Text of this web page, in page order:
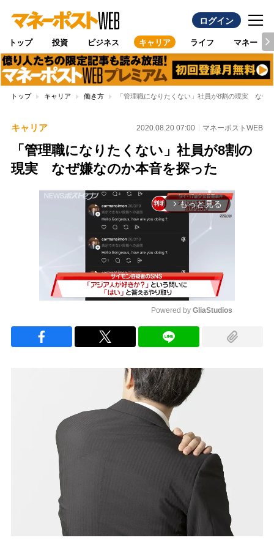
ログイン
トップ 投資 ビジネス キャリア ライフ マネー
トップ キャリア 働き方 「管理職になりたくない」社員が8割の現実 なぜ
キャリア 2020.08.20 07:00 マネーポストWEB
「管理職になりたくない」社員が8割の
現実 なぜ嫌なのか本音を探った
arrow_forward_ios もっと見る
Powered by GliaStudios